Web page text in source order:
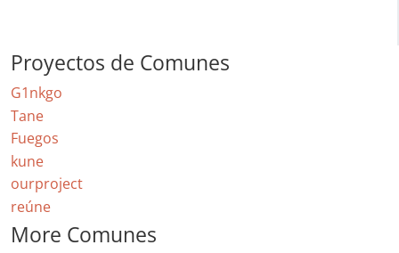
Proyectos de Comunes
G1nkgo
Tane
Fuegos
kune
ourproject
reúne
More Comunes